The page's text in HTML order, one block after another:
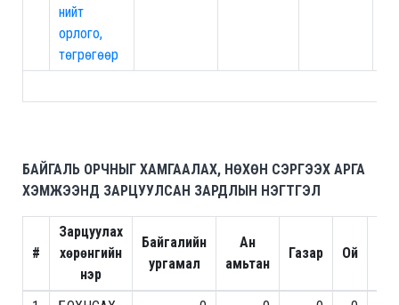
нийт
орлого,
төгрөгөөр
БАЙГАЛЬ ОРЧНЫГ ХАМГААЛАХ, НӨХӨН СЭРГЭЭХ АРГА
ХЭМЖЭЭНД ЗАРЦУУЛСАН ЗАРДЛЫН НЭГТГЭЛ
#
Зарцуулах
хөрөнгийн
нэр
Байгалийн
ургамал
Ан
амьтан
Газар Ой